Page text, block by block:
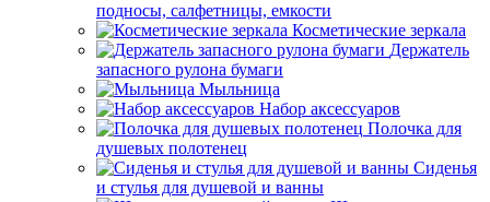
подносы, салфетницы, емкости
Косметические зеркала
Держатель
запасного рулона бумаги
Мыльница
Набор аксессуаров
Полочка для
душевых полотенец
Сиденья
и стулья для душевой и ванны